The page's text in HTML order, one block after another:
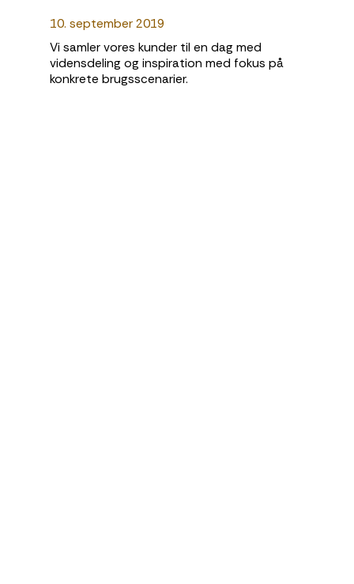
10. september 2019
Vi samler vores kunder til en dag med
vidensdeling og inspiration med fokus på
konkrete brugsscenarier.